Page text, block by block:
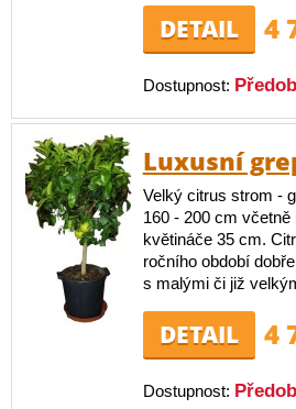
DETAIL 4
Dostupnost:
Luxusní
Velký citrus strom -
160 - 200 cm
květináče 35 cm.
ročního období
s malými či již
DETAIL 4
Dostupnost: